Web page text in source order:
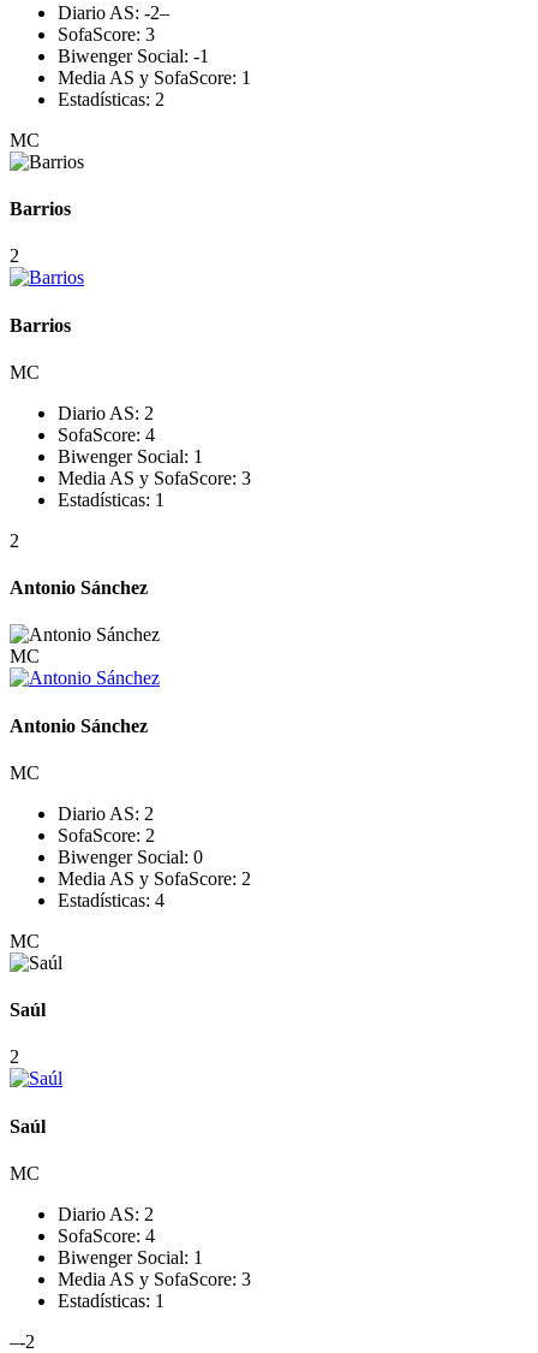
Diario AS: -2–
SofaScore: 3
Biwenger Social: -1
Media AS y SofaScore: 1
Estadísticas: 2
MC
Barrios
2
Barrios
MC
Diario AS: 2
SofaScore: 4
Biwenger Social: 1
Media AS y SofaScore: 3
Estadísticas: 1
2
Antonio Sánchez
MC
Antonio Sánchez
MC
Diario AS: 2
SofaScore: 2
Biwenger Social: 0
Media AS y SofaScore: 2
Estadísticas: 4
MC
Saúl
2
Saúl
MC
Diario AS: 2
SofaScore: 4
Biwenger Social: 1
Media AS y SofaScore: 3
Estadísticas: 1
–-2